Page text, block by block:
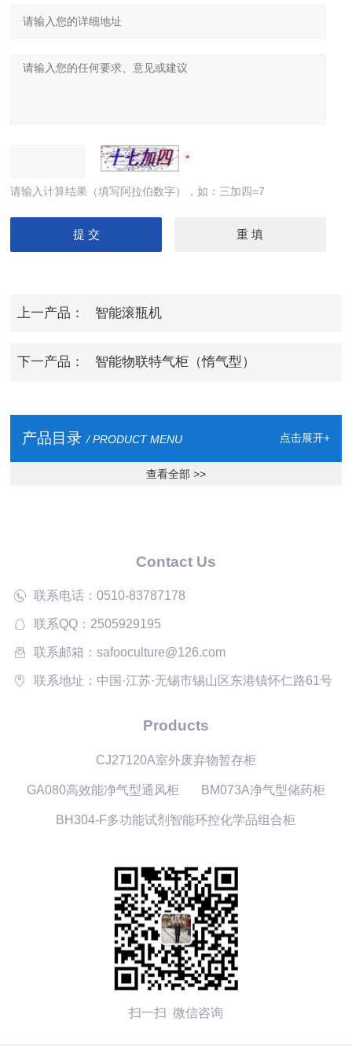
请输入计算结果（填写阿拉伯数字），如：三加四=7
上一产品： 智能滚瓶机
下一产品： 智能物联特气柜（惰气型）
产品目录 / PRODUCT MENU 点击展开+
查看全部 >>
Contact Us
联系电话：0510-83787178
联系QQ：2505929195
联系邮箱：safooculture@126.com
联系地址：中国·江苏·无锡市锡山区东港镇怀仁路61号
Products
CJ27120A室外废弃物暂存柜
GA080高效能净气型通风柜 BM073A净气型储药柜
BH304-F多功能试剂智能环控化学品组合柜
扫一扫 微信咨询